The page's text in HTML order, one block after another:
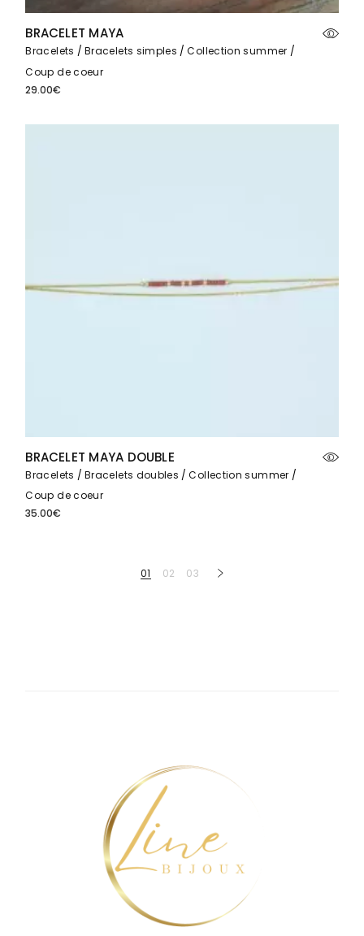
BRACELET MAYA
Bracelets Bracelets simples
Collection summer
Coup de coeur
29.00€
BRACELET MAYA DOUBLE
Bracelets Bracelets doubles
Collection summer
Coup de coeur
35.00€
01 02 03